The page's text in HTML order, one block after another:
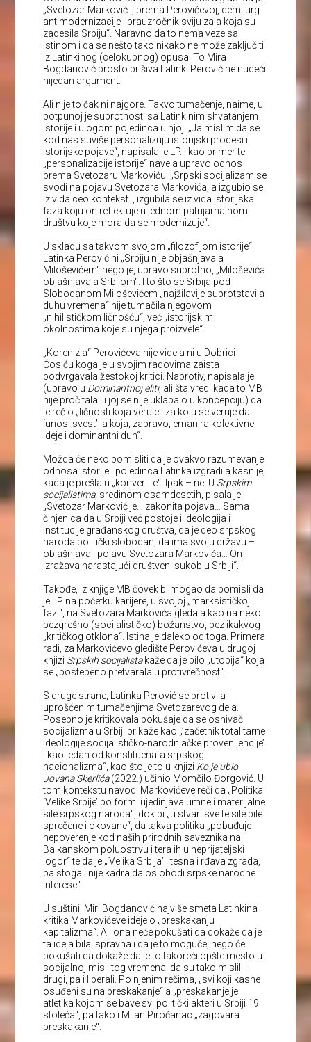
„Svetozar Marković.., prema Perovićevoj, demijurg
antimodernizacije i prauzročnik sviju zala koja su
zadesila Srbiju“. Naravno da to nema veze sa
istinom i da se nešto tako nikako ne može zaključiti
iz Latinkinog (celokupnog) opusa. To Mira
Bogdanović prosto prišiva Latinki Perović ne nudeći
nijedan argument.
Ali nije to čak ni najgore. Takvo tumačenje, naime, u
potpunoj je suprotnosti sa Latinkinim shvatanjem
istorije i ulogom pojedinca u njoj. „Ja mislim da se
kod nas suviše personalizuju istorijski procesi i
istorijske pojave“, napisala je LP. I kao primer te
„personalizacije istorije“ navela upravo odnos
prema Svetozaru Markoviću. „Srpski socijalizam se
svodi na pojavu Svetozara Markovića, a izgubio se
iz vida ceo kontekst.., izgubila se iz vida istorijska
faza koju on reflektuje u jednom patrijarhalnom
društvu koje mora da se modernizuje“.
U skladu sa takvom svojom „filozofijom istorije“
Latinka Perović ni „Srbiju nije objašnjavala
Miloševićem“ nego je, upravo suprotno, „Miloševića
objašnjavala Srbijom“. I to što se Srbija pod
Slobodanom Miloševićem „najžilavije suprotstavila
duhu vremena“ nije tumačila njegovom
„nihilističkom ličnošću“, već „istorijskim
okolnostima koje su njega proizvele“.
„Koren zla“ Perovićeva nije videla ni u Dobrici
Ćosiću koga je u svojim radovima zaista
podvrgavala žestokoj kritici. Naprotiv, napisala je
(upravo u Dominantnoj eliti, ali šta vredi kada to MB
nije pročitala ili joj se nije uklapalo u koncepciju) da
je reč o „ličnosti koja veruje i za koju se veruje da
‘unosi svest’, a koja, zapravo, emanira kolektivne
ideje i dominantni duh“.
Možda će neko pomisliti da je ovakvo razumevanje
odnosa istorije i pojedinca Latinka izgradila kasnije,
kada je prešla u „konvertite“. Ipak – ne. U Srpskim
socijalistima, sredinom osamdesetih, pisala je:
„Svetozar Marković je… zakonita pojava… Sama
činjenica da u Srbiji već postoje i ideologija i
institucije građanskog društva, da je deo srpskog
naroda politički slobodan, da ima svoju državu –
objašnjava i pojavu Svetozara Markovića… On
izražava narastajući društveni sukob u Srbiji“.
Takođe, iz knjige MB čovek bi mogao da pomisli da
je LP na početku karijere, u svojoj „marksističkoj
fazi“, na Svetozara Markovića gledala kao na neko
bezgrešno (socijalističko) božanstvo, bez ikakvog
„kritičkog otklona“. Istina je daleko od toga. Primera
radi, za Markovićevo gledište Perovićeva u drugoj
knjizi Srpskih socijalistakaže da je bilo „utopija“ koja
se „postepeno pretvarala u protivrečnost“.
S druge strane, Latinka Perović se protivila
uprošćenim tumačenjima Svetozarevog dela.
Posebno je kritikovala pokušaje da se osnivač
socijalizma u Srbiji prikaže kao „’začetnik totalitarne
ideologije socijalističko-narodnjačke provenijencije’
i kao jedan od konstituenata srpskog
nacionalizma“, kao što je to u knjizi Ko je ubio
Jovana Skerlića(2022.) učinio Momčilo Đorgović. U
tom kontekstu navodi Markovićeve reči da „Politika
‘Velike Srbije’ po formi ujedinjava umne i materijalne
sile srpskog naroda“, dok bi „u stvari sve te sile bile
sprečene i okovane“, da takva politika „pobuđuje
nepoverenje kod naših prirodnih saveznika na
Balkanskom poluostrvu i tera ih u neprijateljski
logor“ te da je „‘Velika Srbija’ i tesna i rđava zgrada,
pa stoga i nije kadra da oslobodi srpske narodne
interese.“
U suštini, Miri Bogdanović najviše smeta Latinkina
kritika Markovićeve ideje o „preskakanju
kapitalizma“. Ali ona neće pokušati da dokaže da je
ta ideja bila ispravna i da je to moguće, nego će
pokušati da dokaže da je to takoreći opšte mesto u
socijalnoj misli tog vremena, da su tako mislili i
drugi, pa i liberali. Po njenim rečima, „svi koji kasne
osuđeni su na preskakanje“ a „preskakanje je
atletika kojom se bave svi politički akteri u Srbiji 19.
stoleća“, pa tako i Milan Piroćanac „zagovara
preskakanje“.